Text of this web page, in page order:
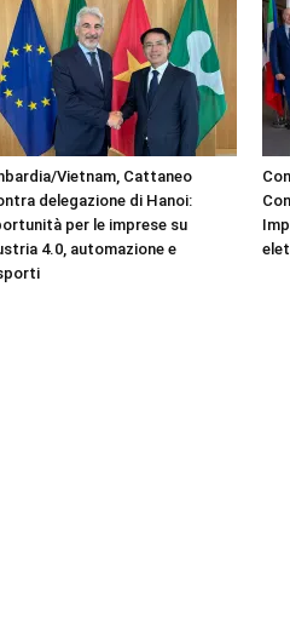
Vietnam, Cattaneo
delegazione di Hanoi:
per le imprese su
4.0, automazione e